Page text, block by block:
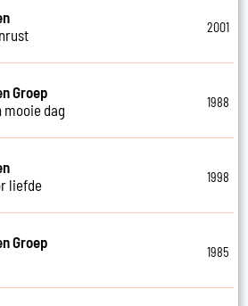
2001
Groep
mooie dag
1988
liefde
1998
Groep
1985